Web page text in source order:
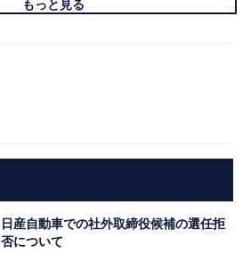
もっと見る
日産自動車での社外取締役候補の選任拒
否について